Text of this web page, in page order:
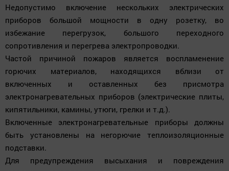
Недопустимо включение нескольких электрических
приборов большой мощности в одну розетку, во
избежание перегрузок, большого переходного
сопротивления и перегрева электропроводки.
Частой причиной пожаров является воспламенение
горючих материалов, находящихся вблизи от
включенных и оставленных без присмотра
электронагревательных приборов (электрические плиты,
кипятильники, камины, утюги, грелки и т.д.).
Включенные электронагревательные приборы должны
быть установлены на негорючие теплоизоляционные
подставки.
Для предупреждения высыхания и повреждения